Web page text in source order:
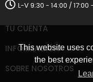
This website uses
the best
L-V 9:30 - 14:00 / 17:00
TU CUENTA
INFORMACIÓN
SOBRE NOSOTROS